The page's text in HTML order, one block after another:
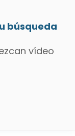
búsqueda
vídeo